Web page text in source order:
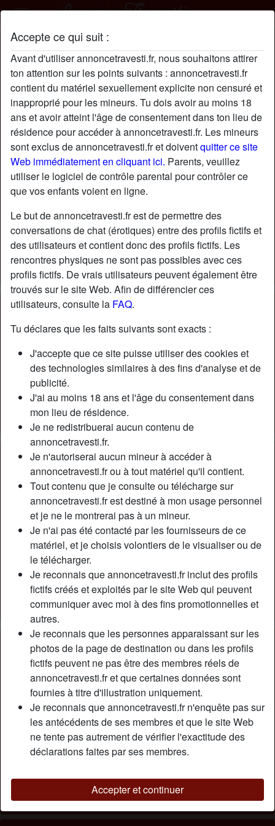
Accepte ce qui suit :
Avant d'utiliser annoncetravesti.fr, nous souhaitons attirer
ton attention sur les points suivants : annoncetravesti.fr
contient du matériel sexuellement explicite non censuré et
inapproprié pour les mineurs. Tu dois avoir au moins 18
ans et avoir atteint l'âge de consentement dans ton lieu de
résidence pour accéder à annoncetravesti.fr. Les mineurs
sont exclus de annoncetravesti.fr et doiventquitter ce site
Web immédiatement en cliquant ici. Parents, veuillez
utiliser le logiciel de contrôle parental pour contrôler ce
que vos enfants voient en ligne.
Le but de annoncetravesti.fr est de permettre des
conversations de chat (érotiques) entre des profils fictifs et
des utilisateurs et contient donc des profils fictifs. Les
rencontres physiques ne sont pas possibles avec ces
profils fictifs. De vrais utilisateurs peuvent également être
trouvés sur le site Web. Afin de différencier ces
utilisateurs, consulte la FAQ.
Tu déclares que les faits suivants sont exacts :
J'accepte que ce site puisse utiliser des cookies et
des technologies similaires à des fins d'analyse et de
publicité.
J'ai au moins 18 ans et l'âge du consentement dans
mon lieu de résidence.
Je ne redistribuerai aucun contenu de
annoncetravesti.fr.
Je n'autoriserai aucun mineur à accéder à
annoncetravesti.fr ou à tout matériel qu'il contient.
Tout contenu que je consulte ou télécharge sur
annoncetravesti.fr est destiné à mon usage personnel
et je ne le montrerai pas à un mineur.
Je n'ai pas été contacté par les fournisseurs de ce
matériel, et je choisis volontiers de le visualiser ou de
le télécharger.
Je reconnais que annoncetravesti.fr inclut des profils
fictifs créés et exploités par le site Web qui peuvent
communiquer avec moi à des fins promotionnelles et
autres.
Je reconnais que les personnes apparaissant sur les
photos de la page de destination ou dans les profils
fictifs peuvent ne pas être des membres réels de
annoncetravesti.fr et que certaines données sont
fournies à titre d'illustration uniquement.
Je reconnais que annoncetravesti.fr n'enquête pas sur
les antécédents de ses membres et que le site Web
ne tente pas autrement de vérifier l'exactitude des
déclarations faites par ses membres.
Accepter et continuer
SylvianeTremblay profil
starAjouter chatDiscuter !
Nickname:
SylvianeTremblay
Âge:
30
Pays:
France
Département:
Var
Sexe:
Transexuelle
Sexualité:
Gay
Relation:
Couleur des cheveux:
Foncé
Épilé(e):
Oui
Fumeur(euse):
Non
Description
VENUSIA, SUPERBE TRANSSEXUELLE, CORPS DE
RÊVE, IPER BRONZE ET EXCITANTE, 120TP, DOUCE,
CÂLINE, FÉLINE, TRÈS SEXY, SENSUELLE ET
FÉMININE, CORPS, VISAGE ET ESPRIT DE FEMME
AVEC BELLE SURPRISE EN PLUS. ALLONS ETRE
HEUREUX ET VENEZ ME PARLER, NOUVELLES
TATOOS !!!!
Cherche
N'a spécifié aucune préférence